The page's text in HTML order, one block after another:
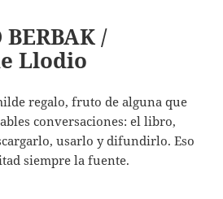
/
Llodio
regalo, fruto de alguna que
conversaciones: el libro,
usarlo y difundirlo. Eso
siempre la fuente.